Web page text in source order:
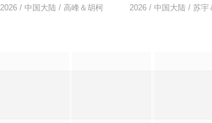
2026 / 中国大陆 / 高峰＆胡柯 2026 / 中国大陆 / 苏宇